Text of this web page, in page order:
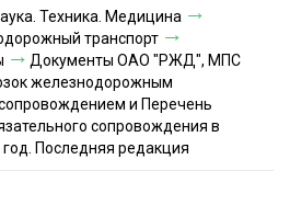
доставки
оплаты
Контакты
и скидки
Техника. Медицина
транспорт
Документы ОАО "РЖД", МПС
железнодорожным
и Перечень
сопровождения в
Последняя редакция